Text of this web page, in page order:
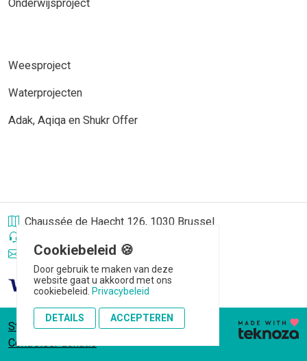
Cookiebeleid 🍪
Door gebruik te maken van deze
website gaat u akkoord met ons
cookiebeleid.
Privacybeleid
DETAILS ACCEPTEREN
Onderwijsproject
Weesproject
Waterprojecten
Adak, Aqiqa en Shukr Offer
Chaussée de Haecht 126, 1030 Brussel
info@hasene.be
Statuten|Privacy|Cookiebeleid|
Controleer donatie